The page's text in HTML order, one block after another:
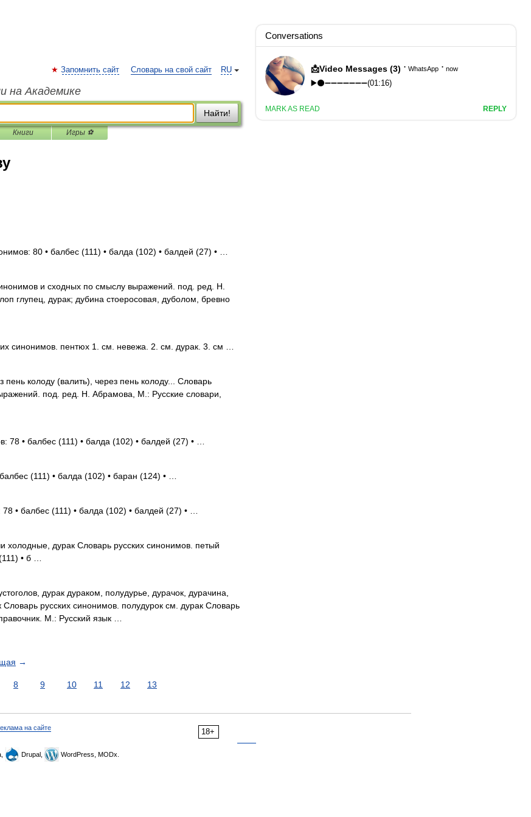
RU
Запомнить сайт Словарь на свой сайт
на Академике
Найти!
Книги Игры ⚽
80 • балбес (111) • балда (102) • балдей (27) • …
и сходных по смыслу выражений. под. ред. Н.
глупец, дурак; дубина стоеросовая, дуболом, бревно
синонимов. пентюх 1. см. невежа. 2. см. дурак. 3. см …
колоду (валить), через пень колоду... Словарь
под. ред. Н. Абрамова, М.: Русские словари,
78 • балбес (111) • балда (102) • балдей (27) • …
(111) • балда (102) • баран (124) • …
• балбес (111) • балда (102) • балдей (27) • …
холодные, дурак Словарь русских синонимов. петый
• б …
дурак дураком, полудурье, дурачок, дурачина,
русских синонимов. полудурок см. дурак Словарь
М.: Русский язык …
→
8 9 10 11 12 13
18+
на сайте
Drupal, WordPress, MODx.